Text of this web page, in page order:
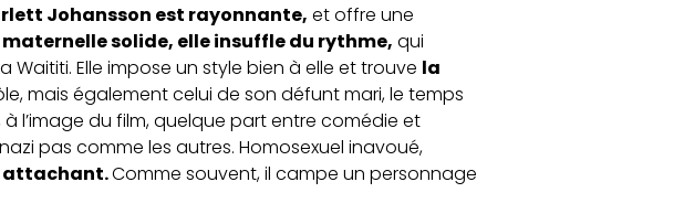
Johansson est rayonnante, et offre une
maternelle solide, elle insuffle du rythme, qui
Elle impose un style bien à elle et trouve la
mais également celui de son défunt mari, le temps
l’image du film, quelque part entre comédie et
pas comme les autres. Homosexuel inavoué,
attachant.Comme souvent, il campe un personnage